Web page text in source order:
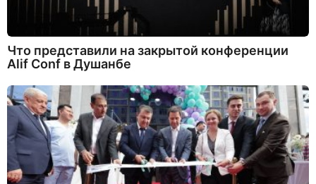
Что представили на закрытой конференции
Alif Conf в Душанбе